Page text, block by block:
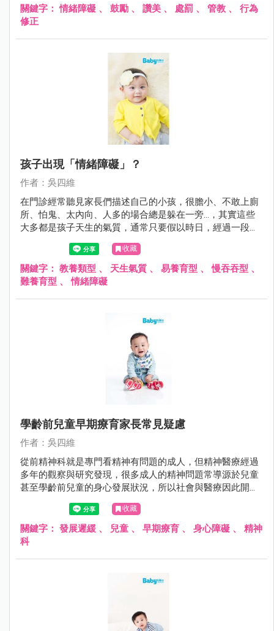
關鍵字：情緒障礙 、 鼓勵 、 讚美 、 處罰 、 管教 、 行為
修正
孩子出現「情緒障礙」？
作者：吳四維
在門診經常聽見家長們描述自己的小孩，很膽小、不敢上廁
所、怕鬼、太內向、人多的場合總是躲在一旁…，其實這些
大多都是孩子天生的氣質，通常只要假以時日，經過一段時
間的適應與鼓勵，多數孩子都能夠順利度過；但是在某些情
形下若孩子本身有疾病如過動症、自閉症與智能障礙，或家
庭的教養出了問題，可能導致小孩無法調適自己身體與心
靈，而出現所謂的情緒障礙。
收藏
關鍵字： 教養類型 、 天生氣質 、 易養育型 、慢吞吞型 、
難養育型 、情緒障礙
學齡前兒童早期療育家長常見疑慮
作者：吳四維
從前精神科就是專門看精神有問題的成人，但精神醫療經過
多年的觀察與研究發現，很多成人的精神問題常導源於兒童
甚至學齡前兒童的身心發展狀況，所以社會與醫療因此開始
重視學齡前兒童的醫療服務。
收藏
關鍵字： 發展遲緩 、 兒童 、 早期療育 、 身心障礙 、 精神
科